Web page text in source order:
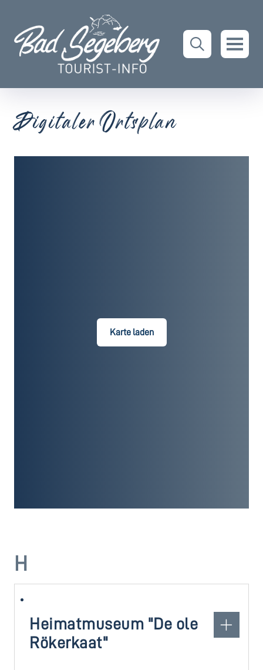
Digitaler Ortsplan
Karte laden
H
Heimatmuseum "De ole
Rökerkaat"